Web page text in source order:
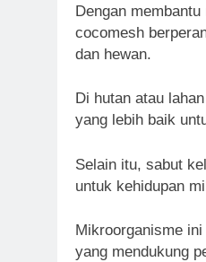
Dengan
cocomesh
dan hewan.
Di hutan atau
yang lebih baik
Selain itu, sabut
untuk kehidupan
Mikroorganisme
yang mendukung